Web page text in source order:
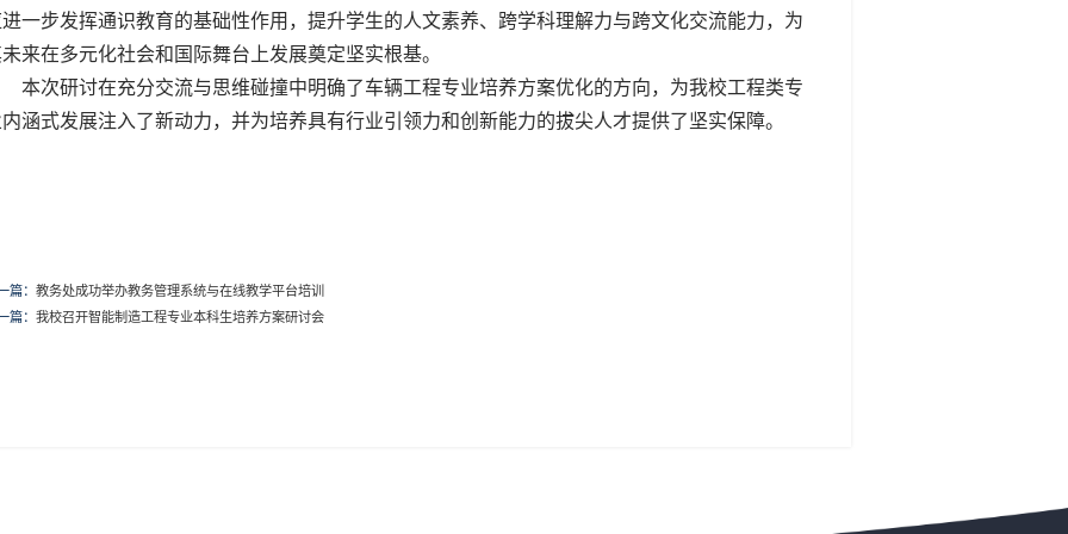
一步发挥通识教育的基础性作用，提升学生的人文素养、跨学科理解力与跨文化交流能力，为
来在多元化社会和国际舞台上发展奠定坚实根基。
本次研讨在充分交流与思维碰撞中明确了车辆工程专业培养方案优化的方向，为我校工程类专
涵式发展注入了新动力，并为培养具有行业引领力和创新能力的拔尖人才提供了坚实保障。
篇： 教务处成功举办教务管理系统与在线教学平台培训
篇： 我校召开智能制造工程专业本科生培养方案研讨会